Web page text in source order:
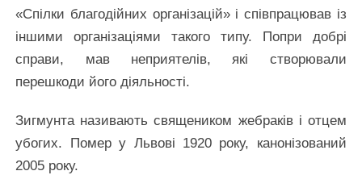
«Спілки благодійних організацій» і співпрацював із
іншими організаціями такого типу. Попри добрі
справи, мав неприятелів, які створювали
перешкоди його діяльності.
Зигмунта називають священиком жебраків і отцем
убогих. Помер у Львові 1920 року, канонізований
2005 року.